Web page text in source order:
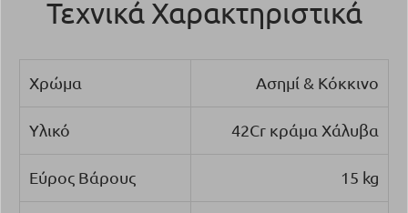
Τεχνικά Χαρακτηριστικά
Χρώμα Ασημί & Κόκκινο
Υλικό 42Cr κράμα Χάλυβα
Εύρος Βάρους 15 kg